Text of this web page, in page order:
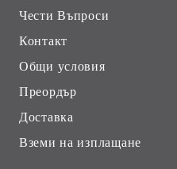
Чести Въпроси
Контакт
Общи условия
Преордър
Доставка
Вземи на изплащане